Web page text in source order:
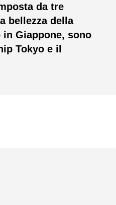
da tre
bellezza della
Giappone, sono
Tokyo e il